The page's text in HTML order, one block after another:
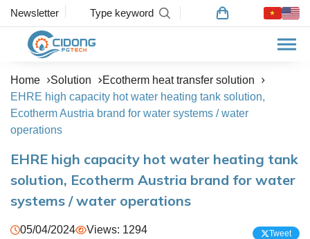
Newsletter
Home Solution
Ecotherm heat transfer solution
EHRE high capacity hot water heating tank solution,
Ecotherm Austria brand for water systems / water
operations
EHRE high capacity hot water heating tank
solution, Ecotherm Austria brand for water
systems / water operations
05/04/2024 Views: 1294 Tweet